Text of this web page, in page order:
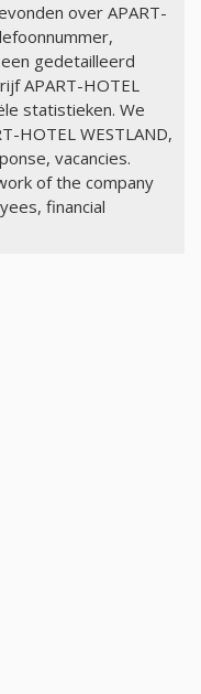
over APART-
gedetailleerd
APART-HOTEL
statistieken. We
HOTEL WESTLAND,
vacancies.
of the company
financial